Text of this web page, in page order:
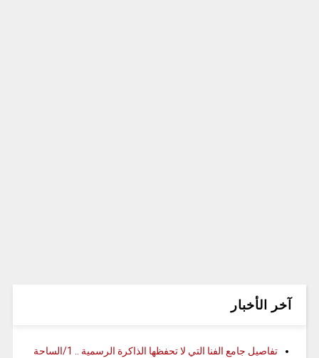
آخر الأخبار
تفاصيل جامع الفنا التي لا تحفظها الذاكرة الرسمية .. 1/الساحة